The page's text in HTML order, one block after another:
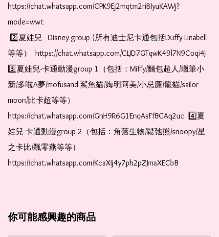
https://chat.whatsapp.com/CPK9Ej2mqtm2ri8IyuKAWj?
mode=wwt
等等）  https://chat.whatsapp.com/CLJD7GTqwK49l7N9Coqi4J
3️⃣夏娃兒-卡通動漫group 1（包括：Miffy/麵包超人/蠟筆小
新/多啦A夢/mofusand 鯊魚貓/娒明阿美/小忌廉/龍貓/sailor
moon/比卡超等等）
https://chat.whatsapp.com/GnH9R6G1EnqAsFfBCAq2uc  4️⃣夏
娃兒-卡通動漫group 2（包括：角落生物/鬆弛熊/snoopy/星
之卡比/飄零燕等等）
https://chat.whatsapp.com/KcaXIj4y7ph2pZJmaXECbB
你可能感興趣的商品